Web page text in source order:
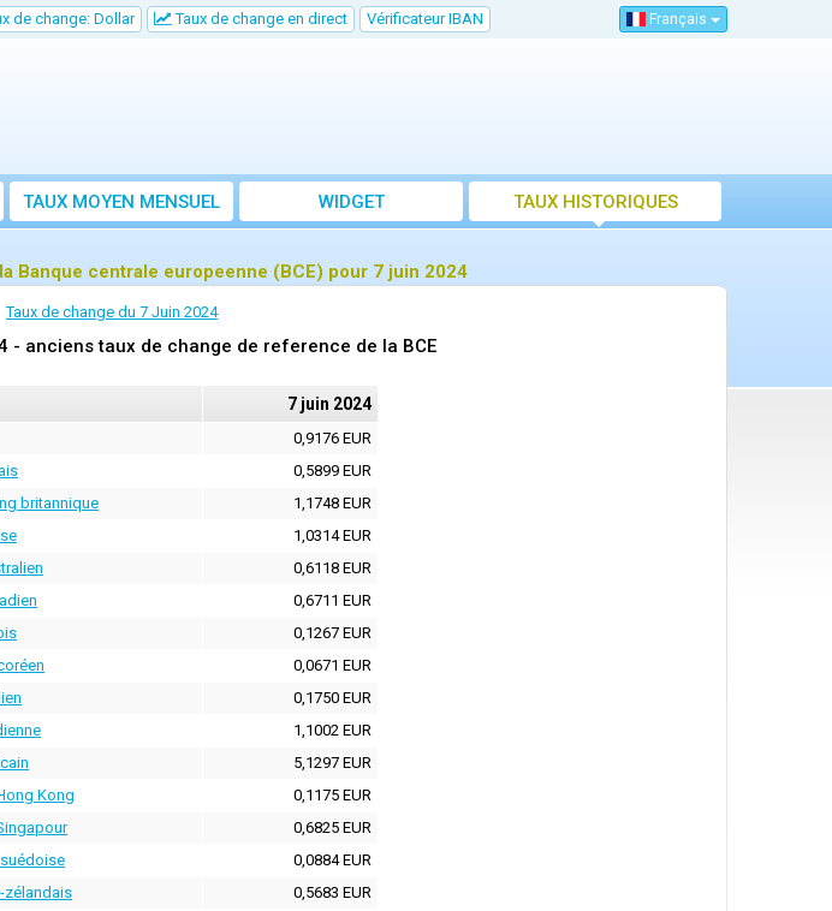
de change: Dollar Taux de change en direct Vérificateur IBAN Français
TAUX MOYEN MENSUEL WIDGET TAUX HISTORIQUES
Banque centrale europeenne (BCE) pour 7 juin 2024
Taux de change du 7 Juin 2024
- anciens taux de change de reference de la BCE
7 juin 2024
0,9176 EUR
0,5899 EUR
britannique
1,1748 EUR
1,0314 EUR
0,6118 EUR
0,6711 EUR
0,1267 EUR
0,0671 EUR
0,1750 EUR
1,1002 EUR
5,1297 EUR
Kong
0,1175 EUR
0,6825 EUR
0,0884 EUR
zélandais
0,5683 EUR